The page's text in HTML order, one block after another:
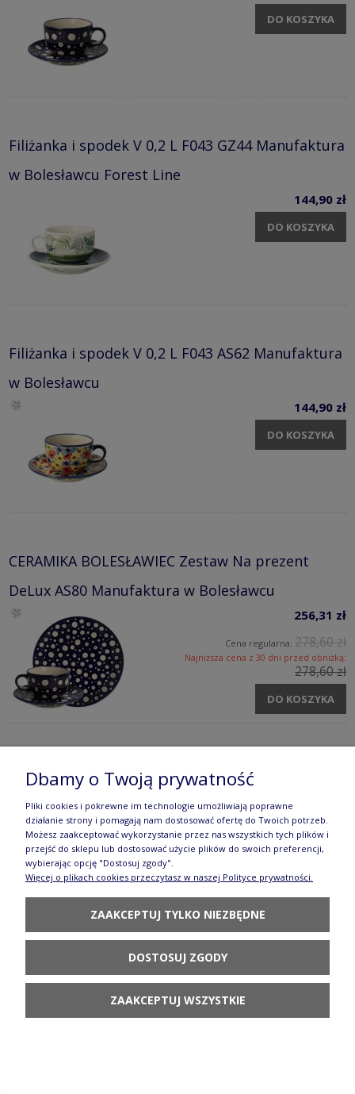
DO KOSZYKA
Filiżanka i spodek V 0,2 L F043 GZ44 Manufaktura
w Bolesławcu Forest Line
144,90 zł
DO KOSZYKA
Filiżanka i spodek V 0,2 L F043 AS62 Manufaktura
w Bolesławcu
144,90 zł
DO KOSZYKA
CERAMIKA BOLESŁAWIEC Zestaw Na prezent
DeLux AS80 Manufaktura w Bolesławcu
256,31 zł
Cena regularna: 278,60 zł
Najniższa cena z 30 dni przed obniżką:
278,60 zł
DO KOSZYKA
Talerz deserowy Ø 18 cm T131 GM13
Manufaktura w Bolesławcu
69,90 zł
DO KOSZYKA
Talerz deserowy Ø 18 cm T131 DPML
Manufaktura w Bolesławcu
Dbamy o Twoją prywatność
Pliki cookies i pokrewne im technologie umożliwiają poprawne
działanie strony i pomagają nam dostosować ofertę do Twoich potrzeb.
Możesz zaakceptować wykorzystanie przez nas wszystkich tych plików i
przejść do sklepu lub dostosować użycie plików do swoich preferencji,
wybierając opcję "Dostosuj zgody".
Więcej o plikach cookies przeczytasz w naszej Polityce prywatności.
ZAAKCEPTUJ TYLKO NIEZBĘDNE
DOSTOSUJ ZGODY
ZAAKCEPTUJ WSZYSTKIE